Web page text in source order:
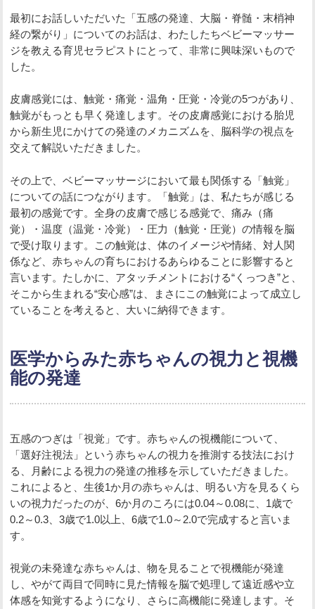
最初にお話しいただいた「五感の発達、大脳・脊髄・末梢神
経の繋がり」についてのお話は、わたしたちベビーマッサー
ジを教える育児セラピストにとって、非常に興味深いもので
した。
皮膚感覚には、触覚・痛覚・温角・圧覚・冷覚の5つがあり、
触覚がもっとも早く発達します。その皮膚感覚における胎児
から新生児にかけての発達のメカニズムを、脳科学の視点を
交えて解説いただきました。
その上で、ベビーマッサージにおいて最も関係する「触覚」
についての話につながります。「触覚」は、私たちが感じる
最初の感覚です。全身の皮膚で感じる感覚で、痛み（痛
覚）・温度（温覚・冷覚）・圧力（触覚・圧覚）の情報を脳
で受け取ります。この触覚は、体のイメージや情緒、対人関
係など、赤ちゃんの育ちにおけるあらゆることに影響すると
言います。たしかに、アタッチメントにおける“くっつき”と、
そこから生まれる“安心感”は、まさにこの触覚によって成立し
ていることを考えると、大いに納得できます。
医学からみた赤ちゃんの視力と視機
能の発達
五感のつぎは「視覚」です。赤ちゃんの視機能について、
「選好注視法」という赤ちゃんの視力を推測する技法におけ
る、月齢による視力の発達の推移を示していただきました。
これによると、生後1か月の赤ちゃんは、明るい方を見るくら
いの視力だったのが、6か月のころには0.04～0.08に、1歳で
0.2～0.3、3歳で1.0以上、6歳で1.0～2.0で完成すると言いま
す。
視覚の未発達な赤ちゃんは、物を見ることで視機能が発達
し、やがて両目で同時に見た情報を脳で処理して遠近感や立
体感を知覚するようになり、さらに高機能に発達します。そ